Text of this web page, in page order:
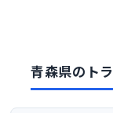
青森県のト